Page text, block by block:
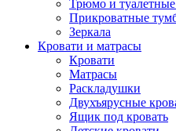
Трюмо и
Прикроватные
Зеркала
Кровати и матрасы
Кровати
Матрасы
Раскладушки
Двухъярусные
Ящик под кровать